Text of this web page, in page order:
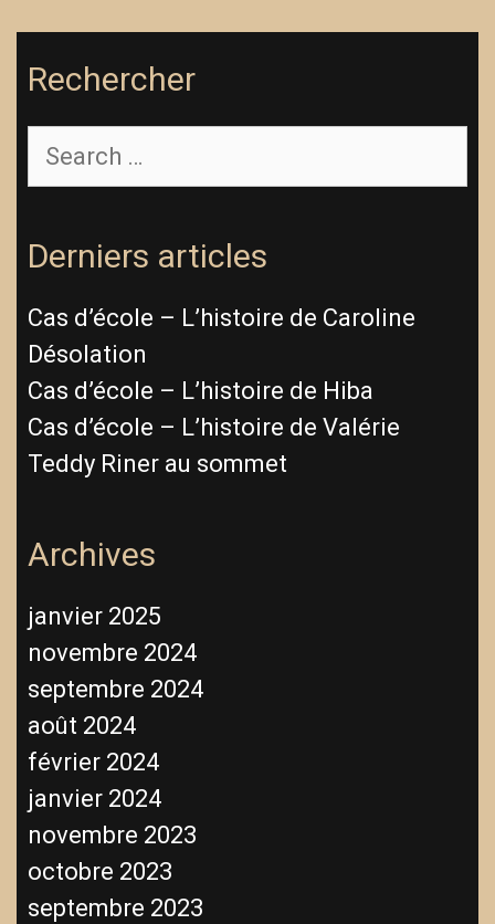
Rechercher
Search
for:
Derniers articles
Cas d’école – L’histoire de Caroline
Désolation
Cas d’école – L’histoire de Hiba
Cas d’école – L’histoire de Valérie
Teddy Riner au sommet
Archives
janvier 2025
novembre 2024
septembre 2024
août 2024
février 2024
janvier 2024
novembre 2023
octobre 2023
septembre 2023